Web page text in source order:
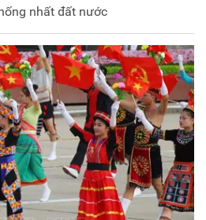
nhất đất nước